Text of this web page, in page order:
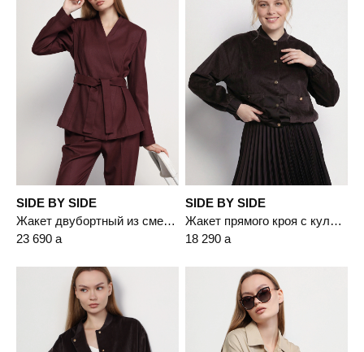
SIDE BY SIDE
Жакет двубортный из смесовой вискозы прямого кроя
23 690 a
SIDE BY SIDE
Жакет прямого кроя с кулиской по низу
18 290 a